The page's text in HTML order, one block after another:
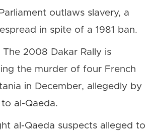
outlaws slavery, a
in spite of a 1981 ban.
The 2008 Dakar Rally is
the murder of four French
in December, allegedly by
al-Qaeda.
al-Qaeda suspects alleged to